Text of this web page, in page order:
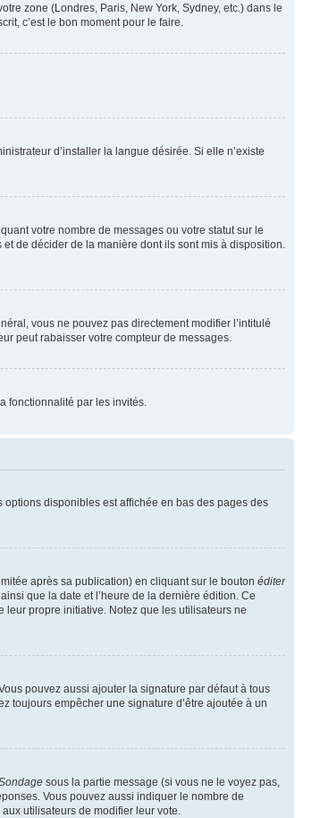
zone (Londres, Paris, New York, Sydney, etc.) dans le
c’est le bon moment pour le faire.
d’installer la langue désirée. Si elle n’existe
votre nombre de messages ou votre statut sur le
de décider de la manière dont ils sont mis à disposition.
vous ne pouvez pas directement modifier l’intitulé
peut rabaisser votre compteur de messages.
fonctionnalité par les invités.
disponibles est affichée en bas des pages des
après sa publication) en cliquant sur le bouton éditer
que la date et l’heure de la dernière édition. Ce
leur propre initiative. Notez que les utilisateurs ne
pouvez aussi ajouter la signature par défaut à tous
toujours empêcher une signature d’être ajoutée à un
sous la partie message (si vous ne le voyez pas,
Vous pouvez aussi indiquer le nombre de
utilisateurs de modifier leur vote.